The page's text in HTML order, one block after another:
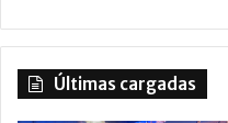
Últimas cargadas